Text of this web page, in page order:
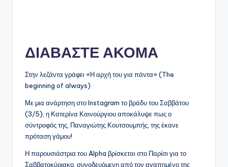
ΔΙΑΒΑΣΤΕ ΑΚΟΜΑ
Στην λεζάντα γράφει «Η αρχή του για πάντα» (The
beginning of always)
Με μια ανάρτηση στο Instagram το βράδυ του Σαββάτου
(3/5), η Κατερίνα Καινούργιου αποκάλυψε πως ο
σύντροφός της, Παναγιώτης Κουτσουμπής, της έκανε
πρόταση γάμου!
Η παρουσιάστρια του Alpha βρίσκεται στο Παρίσι για το
Σαββατοκύριακο, συνοδευόμενη από τον αγαπημένο της